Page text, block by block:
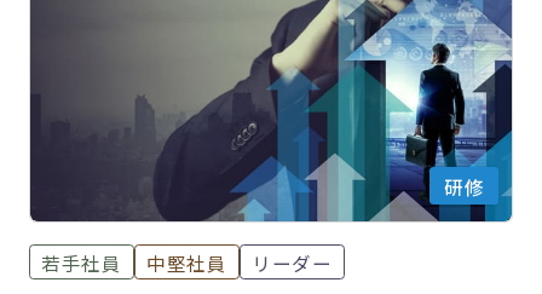
研修
若手社員 中堅社員 リーダー